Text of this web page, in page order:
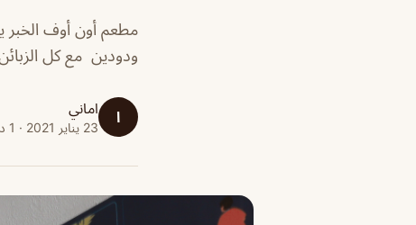
مطعم أون أوف الخبر
ودودين مع كل
ا اماني
23 يناير 2021 · 1 دقائق قراءة